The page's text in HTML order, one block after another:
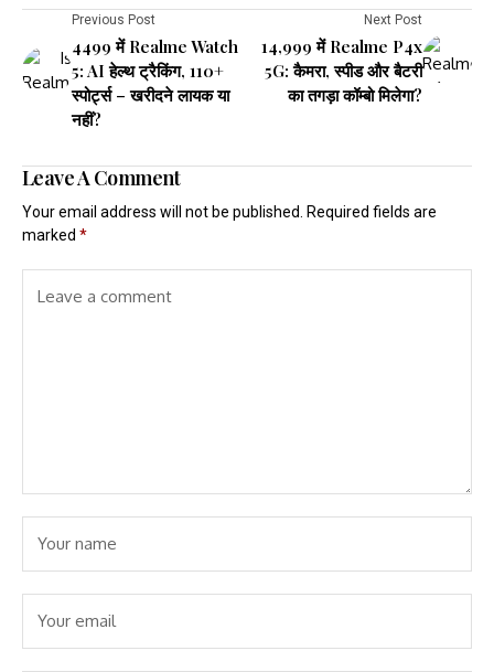
Previous Post
₹4499 में Realme Watch
5: AI हेल्थ ट्रैकिंग, 110+
स्पोर्ट्स – खरीदने लायक या
नहीं?
Next Post
₹14,999 में Realme P4x
5G: कैमरा, स्पीड और बैटरी
का तगड़ा कॉम्बो मिलेगा?
Leave A Comment
Your email address will not be published. Required fields are
marked *